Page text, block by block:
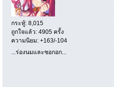
กระทู้: 8,015
ถูกใจแล้ว: 4905 ครั้ง
ความนิยม: +163/-104
...ร่องนมและซอกอก...